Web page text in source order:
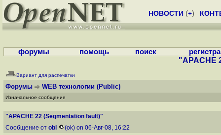
НОВОСТИ (+)
форумы помощь поиск
"APACHE
Вариант для распечатки
Форумы WEB технологии (Public)
Изначальное сообщение
"APACHE 22 (Segmentation fault)"
Сообщение от obl (ok) on 06-Авг-08, 16:22